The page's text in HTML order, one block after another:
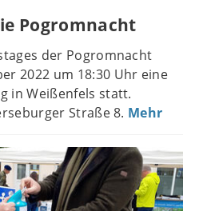
Pogromnacht
der Pogromnacht
2022 um 18:30 Uhr eine
in Weißenfels statt.
Straße 8. Mehr